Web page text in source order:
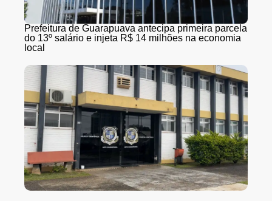
Prefeitura de Guarapuava antecipa primeira parcela
do 13º salário e injeta R$ 14 milhões na economia
local